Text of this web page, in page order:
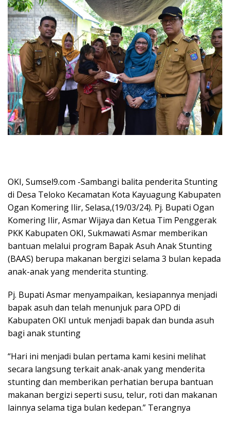
OKI, Sumsel9.com -Sambangi balita penderita Stunting
di Desa Teloko Kecamatan Kota Kayuagung Kabupaten
Ogan Komering Ilir, Selasa,(19/03/24). Pj. Bupati Ogan
Komering Ilir, Asmar Wijaya dan Ketua Tim Penggerak
PKK Kabupaten OKI, Sukmawati Asmar memberikan
bantuan melalui program Bapak Asuh Anak Stunting
(BAAS) berupa makanan bergizi selama 3 bulan kepada
anak-anak yang menderita stunting.
Pj. Bupati Asmar menyampaikan, kesiapannya menjadi
bapak asuh dan telah menunjuk para OPD di
Kabupaten OKI untuk menjadi bapak dan bunda asuh
bagi anak stunting
“Hari ini menjadi bulan pertama kami kesini melihat
secara langsung terkait anak-anak yang menderita
stunting dan memberikan perhatian berupa bantuan
makanan bergizi seperti susu, telur, roti dan makanan
lainnya selama tiga bulan kedepan.” Terangnya